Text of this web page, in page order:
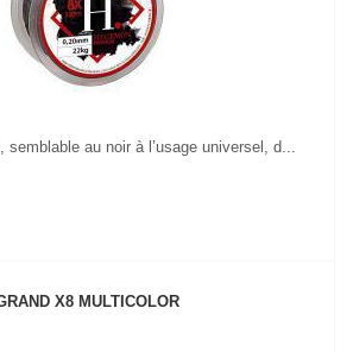
semblable au noir à l’usage universel, d...
X8 MULTICOLOR